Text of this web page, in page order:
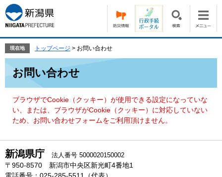
ー
ジ
の
頭
す。
ニ
ュ
ー
飛
て
現在地 トップページ > お問い合わせ
お問い合わせ
ブラウザでCookie（クッキー）が使用できる設定になっていな
い、または、ブラウザがCookie（クッキー）に対応していない
ため、お問い合わせフォームをご利用頂けません。
新潟県庁 法人番号 5000020150002
〒950-8570 新潟市中央区新光町4番地1